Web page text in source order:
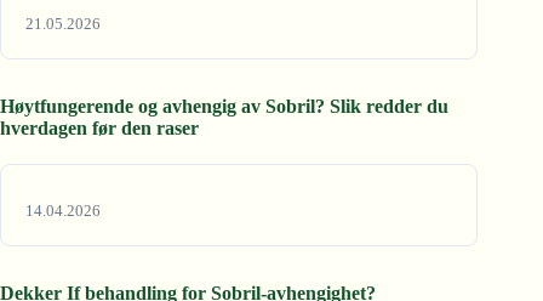
21.05.2026
Høytfungerende og avhengig av Sobril? Slik redder du
hverdagen før den raser
14.04.2026
Dekker If behandling for Sobril-avhengighet?